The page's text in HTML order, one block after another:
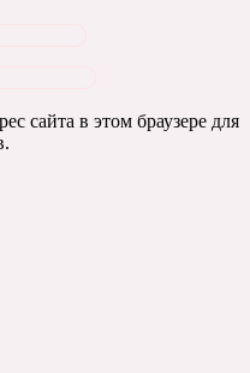
сайта в этом браузере для